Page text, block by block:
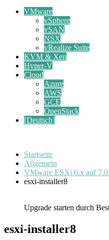
VMware
vSphere
vSAN
NSX
vRealize Suite
KVM & Xen
Hyper-V
Cloud
Azure
AWS
GCE
OpenStack
[Deutsch]
Startseite
Allgemein
VMware ESXi 6.x auf 7.0
esxi-installer8
Upgrade starten durch
esxi-installer8